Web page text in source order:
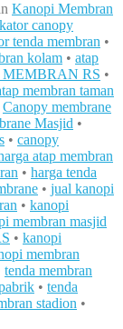
Kanopi Membran
canopy
tenda membran •
kolam • atap
MEMBRAN RS •
membran taman
Canopy membrane
Masjid •
• canopy
atap membran
• harga tenda
• jual kanopi
• kanopi
membran masjid
• kanopi
membran
tenda membran
• tenda
stadion •